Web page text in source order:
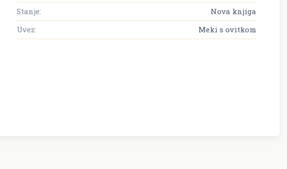
Stanje:
Nova knjiga
Uvez:
Meki s ovitkom